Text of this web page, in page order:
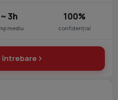
~ 3h
mediu
100%
confidențial
întrebare